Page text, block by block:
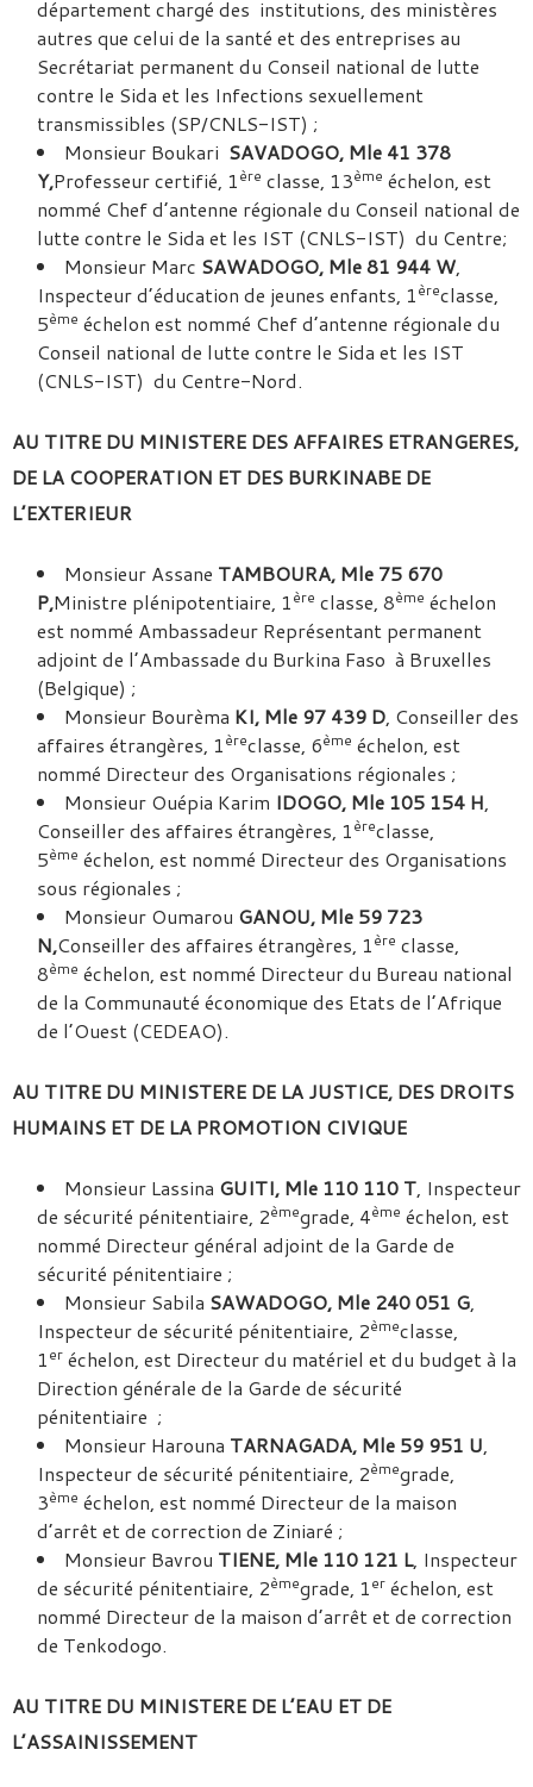
département chargé des institutions, des ministères
autres que celui de la santé et des entreprises au
Secrétariat permanent du Conseil national de lutte
contre le Sida et les Infections sexuellement
transmissibles (SP/CNLS-IST) ;
Monsieur Boukari SAVADOGO, Mle 41 378
Y,Professeur certifié, 1ère classe, 13ème échelon, est
nommé Chef d’antenne régionale du Conseil national de
lutte contre le Sida et les IST (CNLS-IST) du Centre;
Monsieur Marc SAWADOGO, Mle 81 944 W,
Inspecteur d’éducation de jeunes enfants, 1èreclasse,
5ème échelon est nommé Chef d’antenne régionale du
Conseil national de lutte contre le Sida et les IST
(CNLS-IST) du Centre-Nord.
AU TITRE DU MINISTERE DES AFFAIRES ETRANGERES,
DE LA COOPERATION ET DES BURKINABE DE
L’EXTERIEUR
Monsieur Assane TAMBOURA, Mle 75 670
P,Ministre plénipotentiaire, 1ère classe, 8ème échelon
est nommé Ambassadeur Représentant permanent
adjoint de l’Ambassade du Burkina Faso à Bruxelles
(Belgique) ;
Monsieur Bourèma KI, Mle 97 439 D, Conseiller des
affaires étrangères, 1èreclasse, 6ème échelon, est
nommé Directeur des Organisations régionales ;
Monsieur Ouépia Karim IDOGO, Mle 105 154 H,
Conseiller des affaires étrangères, 1èreclasse,
5ème échelon, est nommé Directeur des Organisations
sous régionales ;
Monsieur Oumarou GANOU, Mle 59 723
N,Conseiller des affaires étrangères, 1ère classe,
8ème échelon, est nommé Directeur du Bureau national
de la Communauté économique des Etats de l’Afrique
de l’Ouest (CEDEAO).
AU TITRE DU MINISTERE DE LA JUSTICE, DES DROITS
HUMAINS ET DE LA PROMOTION CIVIQUE
Monsieur Lassina GUITI, Mle 110 110 T, Inspecteur
de sécurité pénitentiaire, 2èmegrade, 4ème échelon, est
nommé Directeur général adjoint de la Garde de
sécurité pénitentiaire ;
Monsieur Sabila SAWADOGO, Mle 240 051 G,
Inspecteur de sécurité pénitentiaire, 2èmeclasse,
1er échelon, est Directeur du matériel et du budget à la
Direction générale de la Garde de sécurité
pénitentiaire ;
Monsieur Harouna TARNAGADA, Mle 59 951 U,
Inspecteur de sécurité pénitentiaire, 2èmegrade,
3ème échelon, est nommé Directeur de la maison
d’arrêt et de correction de Ziniaré ;
Monsieur Bavrou TIENE, Mle 110 121 L, Inspecteur
de sécurité pénitentiaire, 2èmegrade, 1er échelon, est
nommé Directeur de la maison d’arrêt et de correction
de Tenkodogo.
AU TITRE DU MINISTERE DE L’EAU ET DE
L’ASSAINISSEMENT